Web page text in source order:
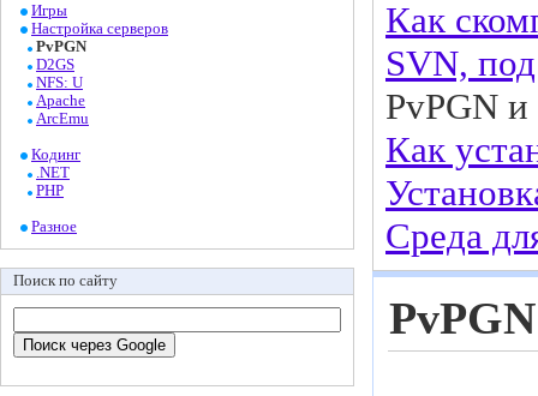
Игры
Настройка серверов
PvPGN
D2GS
NFS: U
Apache
ArcEmu
Кодинг
.NET
PHP
Разное
Поиск по сайту
Как
SVN,
PvPGN
Как
Среда